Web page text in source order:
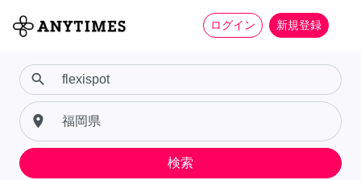
ログイン 新規登録
search
place
検索